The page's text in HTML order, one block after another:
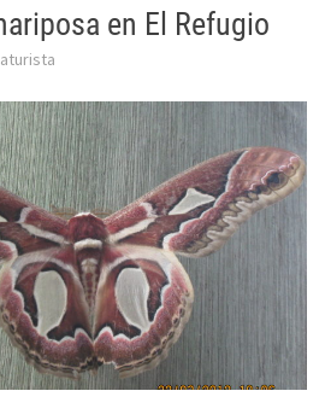
en El Refugio